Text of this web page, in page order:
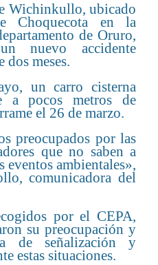
Wichinkullo, ubicado
Choquecota en la
de Oruro,
nuevo accidente
dos meses.
un carro cisterna
a pocos metros de
el 26 de marzo.
preocupados por las
que no saben a
eventos ambientales»,
comunicadora del
por el CEPA,
su preocupación y
de señalización y
estas situaciones.